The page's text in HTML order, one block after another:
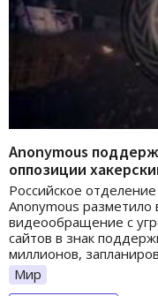
Anonymous
оппозиции
Российское
Anonymous
видеообращение с
сайтов в знак
миллионов,
Мир